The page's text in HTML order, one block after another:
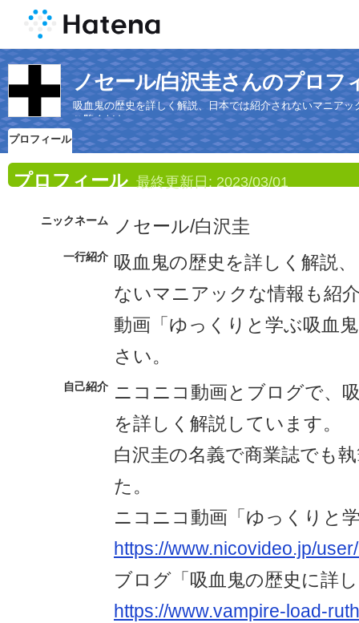
ノセール/白沢圭さんのプロフ
吸血鬼の歴史を詳しく解説、日本では紹介されないマニア
ご覧ください。
プロフィール
プロフィール 最終更新日: 2023/03/01
ニックネーム ノセール/白沢圭
一行紹介 吸血鬼の歴史を詳しく解説
ないマニアックな情報も紹
動画「ゆっくりと学ぶ吸血
さい。
自己紹介 ニコニコ動画とブログで、
を詳しく解説しています。
白沢圭の名義で商業誌でも
た。
ニコニコ動画「ゆっくりと
https://www.nicovideo.jp/
ブログ「吸血鬼の歴史に詳
https://www.vampire-load-